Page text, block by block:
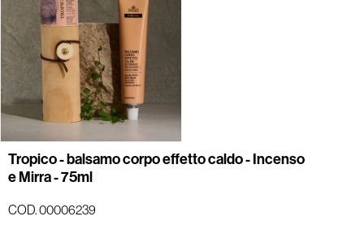
Tropico - balsamo corpo effetto caldo - Incenso
e Mirra - 75ml
COD. 00006239